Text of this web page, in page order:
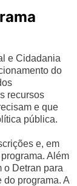
e Cidadania
do
recursos
e que
pública.
e, em
Além
o Detran para
do programa. A